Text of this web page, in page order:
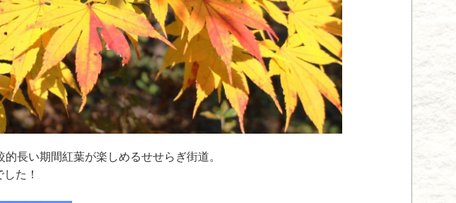
長い期間紅葉が楽しめるせせらぎ街道。
た！